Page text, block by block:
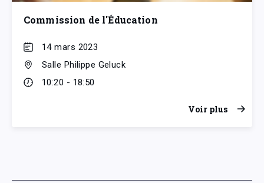
Commission de l'Éducation
14 mars 2023
Salle Philippe Geluck
10:20 - 18:50
Voir plus